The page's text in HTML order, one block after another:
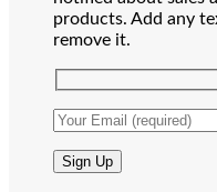
products. Add any
remove it.